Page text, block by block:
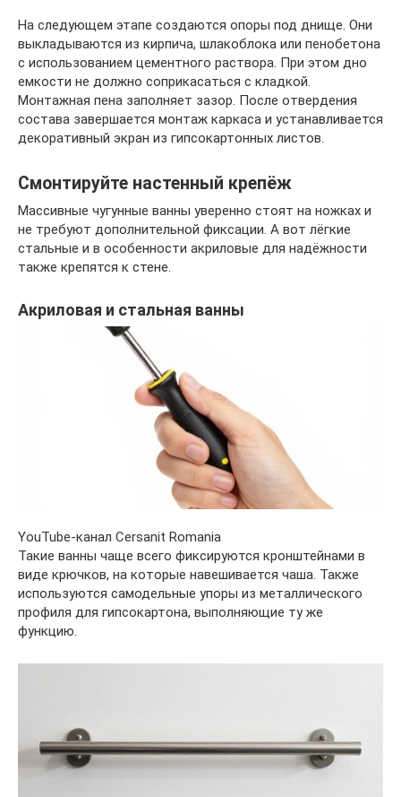
На следующем этапе создаются опоры под днище. Они
выкладываются из кирпича, шлакоблока или пенобетона
с использованием цементного раствора. При этом дно
емкости не должно соприкасаться с кладкой.
Монтажная пена заполняет зазор. После отвердения
состава завершается монтаж каркаса и устанавливается
декоративный экран из гипсокартонных листов.
Смонтируйте настенный крепёж
Массивные чугунные ванны уверенно стоят на ножках и
не требуют дополнительной фиксации. А вот лёгкие
стальные и в особенности акриловые для надёжности
также крепятся к стене.
Акриловая и стальная ванны
YouTube-канал Cersanit Romania
Такие ванны чаще всего фиксируются кронштейнами в
виде крючков, на которые навешивается чаша. Также
используются самодельные упоры из металлического
профиля для гипсокартона, выполняющие ту же
функцию.